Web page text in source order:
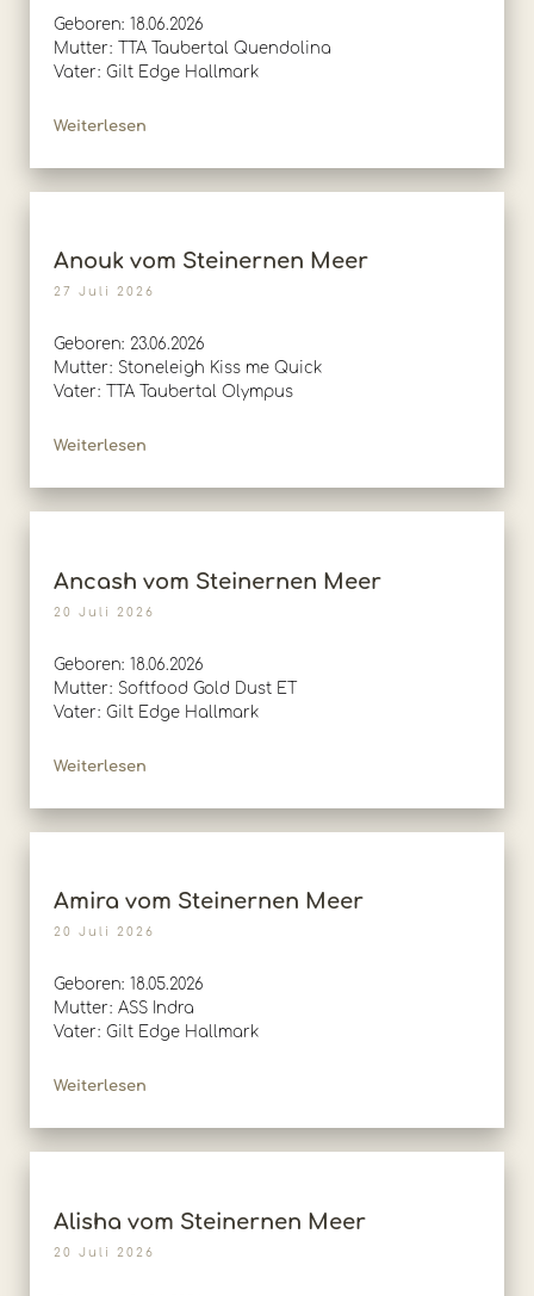
Geboren: 18.06.2026
Mutter: TTA Taubertal Quendolina
Vater: Gilt Edge Hallmark
Weiterlesen
Anouk vom Steinernen Meer
27 Juli 2026
Geboren: 23.06.2026
Mutter: Stoneleigh Kiss me Quick
Vater: TTA Taubertal Olympus
Weiterlesen
Ancash vom Steinernen Meer
20 Juli 2026
Geboren: 18.06.2026
Mutter: Softfood Gold Dust ET
Vater: Gilt Edge Hallmark
Weiterlesen
Amira vom Steinernen Meer
20 Juli 2026
Geboren: 18.05.2026
Mutter: ASS Indra
Vater: Gilt Edge Hallmark
Weiterlesen
Alisha vom Steinernen Meer
20 Juli 2026